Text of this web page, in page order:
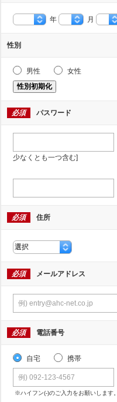
年 月
性別
男性
女性
性別初期化
必須 パスワード
少なくとも一つ含む]
必須 住所
必須 メールアドレス
必須 電話番号
自宅 携帯
※ハイフン(-)のご入力をお願いします。